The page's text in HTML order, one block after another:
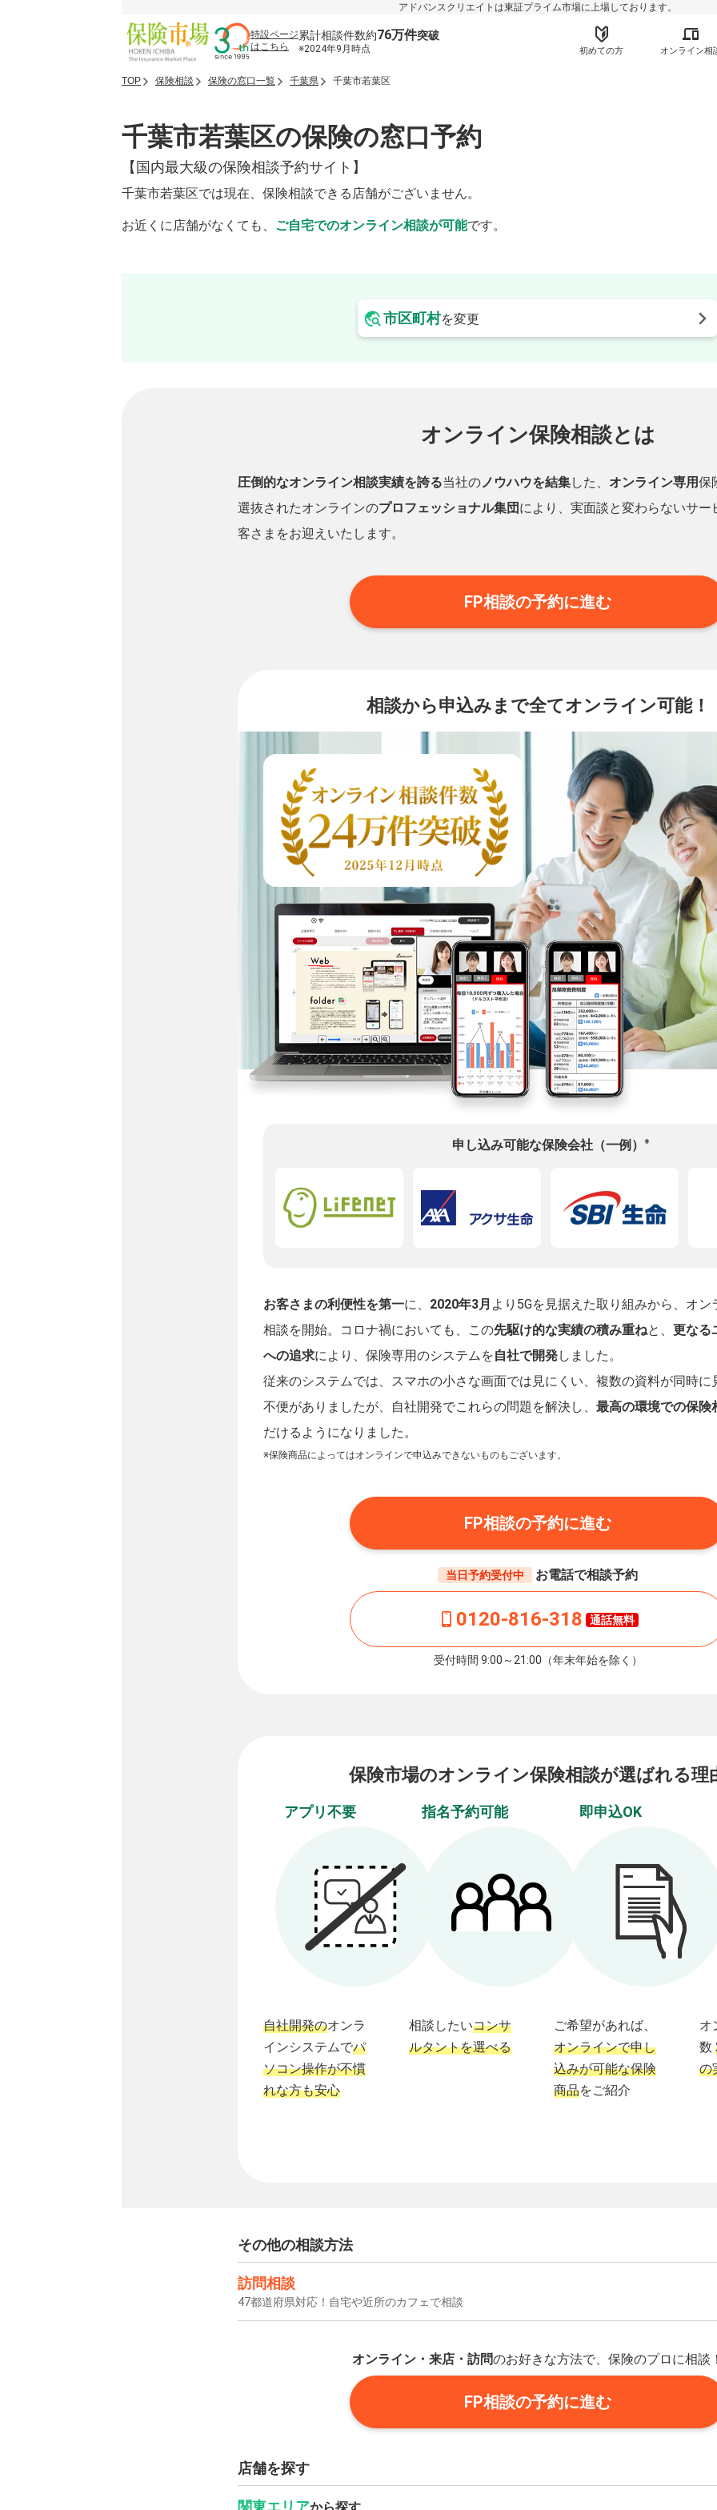
アドバンスクリエイトは東証プライム市場に上場しております。
特設ページ
はこちら
累計相談件数約76万件突破
※2024年9月時点 初めての方 オンライン相
TOP 保険相談 保険の窓口一覧 千葉県 千葉市若葉区
千葉市若葉区の保険の窓口予約
【国内最大級の保険相談予約サイト】
千葉市若葉区では現在、保険相談できる店舗がございません。
お近くに店舗がなくても、 ご自宅でのオンライン相談が可能です。
市区町村を変更
オンライン保険相談とは
圧倒的なオンライン相談実績を誇る当社のノウハウを結集した、 オンライン専用保
選抜されたオンラインのプロフェッショナル集団 により、実面談と変わらないサー
客さまをお迎えいたします。
FP相談の予約に進む
相談から申込みまで全てオンライン可能！
申し込み可能な保険会社（一例） ※
お客さまの利便性を第一に、 2020年3月 より5Gを見据えた取り組みから、オン
相談を開始。コロナ禍においても、この先駆け的な実績の積み重ねと、 更なる
への追求により、保険専用のシステムを自社で開発しました。
従来のシステムでは、スマホの小さな画面では見にくい、複数の資料が同時に
不便がありましたが、自社開発でこれらの問題を解決し、 最高の環境での保険
だけるようになりました。
※保険商品によってはオンラインで申込みできないものもございます。
FP相談の予約に進む
当日予約受付中 お電話で相談予約
0120-816-318 通話無料
受付時間 9:00～21:00（年末年始を除く）
保険市場のオンライン保険相談が選ばれる理
アプリ不要
自社開発のオンラ
インシステムでパ
ソコン操作が不慣
れな方も安心
指名予約可能
相談したいコンサ
ルタントを選べる
即申込OK
ご希望があれば、
オンラインで申し
込みが可能な保険
商品をご紹介
オ
数
の
その他の相談方法
訪問相談
47都道府県対応！自宅や近所のカフェで相談
オンライン・来店・訪問のお好きな方法で、保険のプロに相談
FP相談の予約に進む
店舗を探す
関東エリア